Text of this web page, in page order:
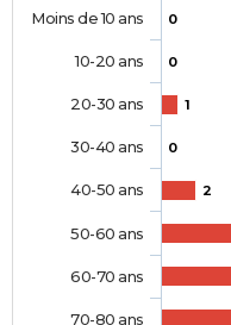
0
0
1
0
2
Moins de 10 ans
10-20 ans
20-30 ans
30-40 ans
40-50 ans
50-60 ans
60-70 ans
70-80 ans